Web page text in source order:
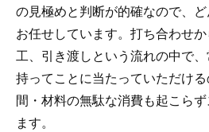
の見極めと判断が的確なので、
お任せしています。打ち合わせ
工、引き渡しという流れの中で
持ってことに当たっていただけ
間・材料の無駄な消費も起こら
ます。